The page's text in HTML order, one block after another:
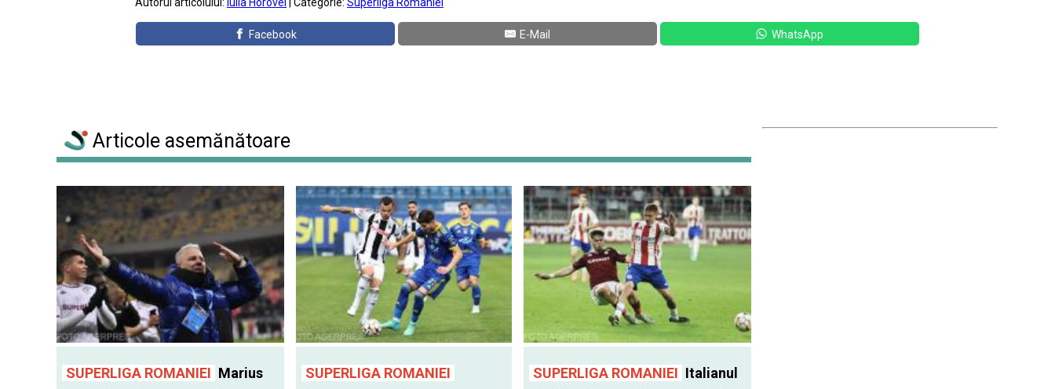
Facebook E-Mail WhatsApp
Articole asemănătoare
SUPERLIGA ROMANIEI Marius
SUPERLIGA ROMANIEI
SUPERLIGA ROMANIEI Italianul